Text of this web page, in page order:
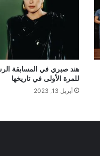
هند صبري في المسابقة
للمرة الأولى في تاريخها
أبريل 13, 2023